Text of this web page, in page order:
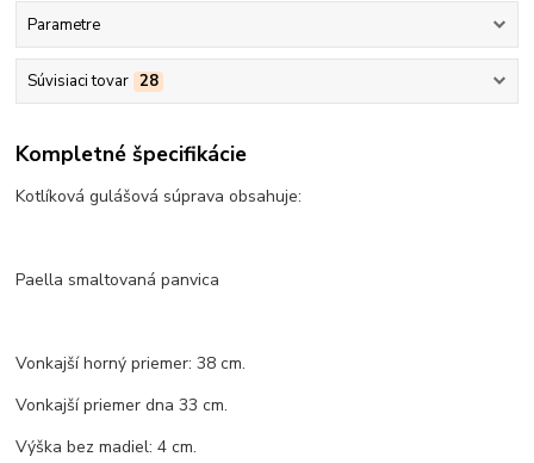
Parametre
Súvisiaci tovar 28
Kompletné špecifikácie
Kotlíková gulášová súprava obsahuje:
Paella smaltovaná panvica
Vonkajší horný priemer: 38 cm.
Vonkajší priemer dna 33 cm.
Výška bez madiel: 4 cm.